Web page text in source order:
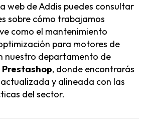
web de Addis puedes consultar
sobre cómo trabajamos
como el mantenimiento
para motores de
nuestro departamento de
, donde encontrarás
y alineada con las
del sector.